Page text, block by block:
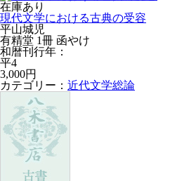
在庫あり
現代文学における古典の受容
平山城児
有精堂 1冊 函やけ
和暦刊行年：
平4
3,000円
カテゴリー： 近代文学総論